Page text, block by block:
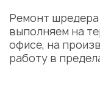
Ремонт
выполняем на
офисе, на
работу в